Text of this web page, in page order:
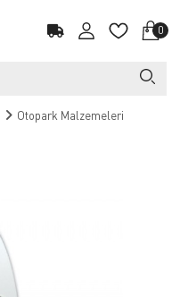
0
Otopark Malzemeleri